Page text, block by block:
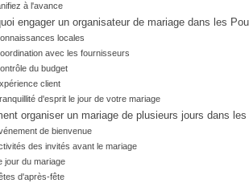
à l'avance
engager un organisateur de mariage dans les
locales
avec les fournisseurs
du budget
client
d'esprit le jour de votre mariage
organiser un mariage de plusieurs jours dans les
de bienvenue
des invités avant le mariage
jour du mariage
d'après-fête